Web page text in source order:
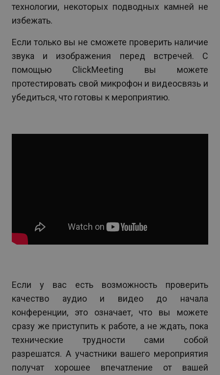
технологии, некоторых подводных камней не
избежать.
Если только вы не сможете проверить наличие
звука и изображения перед встречей. С
помощью ClickMeeting вы можете
протестировать свой микрофон и видеосвязь и
убедиться, что готовы к мероприятию.
Если у вас есть возможность проверить
качество аудио и видео до начала
конференции, это означает, что вы можете
сразу же приступить к работе, а не ждать, пока
технические трудности сами собой
разрешатся. А участники вашего мероприятия
получат хорошее впечатление от вашей